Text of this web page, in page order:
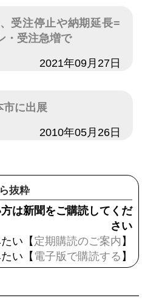
受注停止や納期延長=
・受注急増で
2021年09月27日
市に出展
2010年05月26日
抜粋
は新聞をご購読してくだ
さい
い【 定期購読のご案内 】
い【 電子版で購読する 】